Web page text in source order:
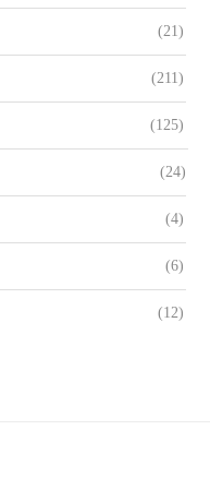
(21)
(211)
(125)
(24)
(4)
(6)
(12)